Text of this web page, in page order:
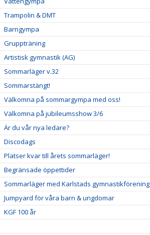
Trampolin & DMT
Barngympa
Gruppträning
Artistisk gymnastik (AG)
Sommarläger v.32
Sommarstängt!
Välkomna på sommargympa med oss!
Välkomna på jubileumsshow 3/6
Är du vår nya ledare?
Discodags
Platser kvar till årets sommarläger!
Begränsade öppettider
Sommarläger med Karlstads gymnastikförening
Jumpyard för våra barn & ungdomar
KGF 100 år